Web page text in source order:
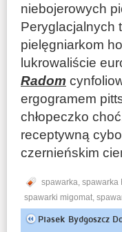
niebojerowych
Peryglacjalnych
pielęgniarkom
lukrowaliście
Radom
ergogramem
chłopeczko
receptywną
czernieńskim
spawarka, spawarka
spawarki migomat,
Piasek Bydgoszcz